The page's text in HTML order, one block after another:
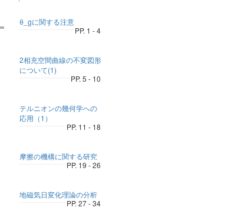
θ_gに関する注意
PP. 1 - 4
2相充空間曲線の不変図形
について(1)
PP. 5 - 10
テルニオンの幾何学への
応用（1）
PP. 11 - 18
摩擦の機構に関する研究
PP. 19 - 26
地磁気日変化理論の分析
PP. 27 - 34